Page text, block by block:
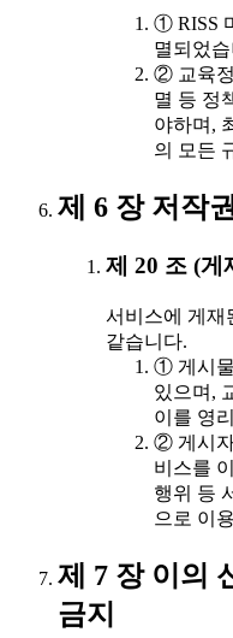
① RISS
멸되었
② 교육
멸 등 정
야하며,
의 모든
제 6 장 저작권
제 20 조 (게
서비스에 게재
같습니다.
① 게시물
있으며,
이를 영
② 게시자
비스를
행위 등
으로 이
제 7 장 이의
금지